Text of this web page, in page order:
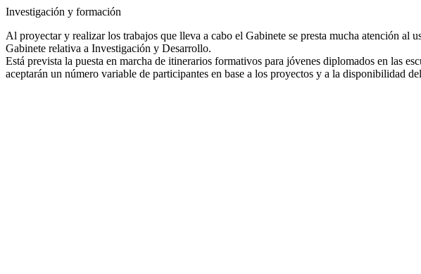
Investigación y formación
Al proyectar y realizar los trabajos que lleva a cabo el Gabinete se presta mucha atención al
Gabinete relativa a Investigación y Desarrollo.
Está prevista la puesta en marcha de itinerarios formativos para jóvenes diplomados en las
aceptarán un número variable de participantes en base a los proyectos y a la disponibilidad